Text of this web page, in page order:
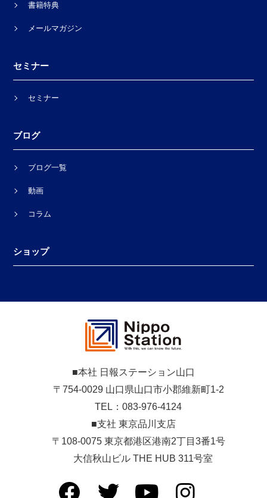
書籍特典
メールマガジン
セミナー
セミナー
ブログ
ブログ一覧
動画
コラム
ショップ
■本社 日報ステーション山口
〒754-0029 山口県山口市小郡維新町1-2
TEL：083-976-4124
■支社 東京品川支店
〒108-0075 東京都港区港南2丁目3番1号
大信秋山ビル THE HUB 311号室